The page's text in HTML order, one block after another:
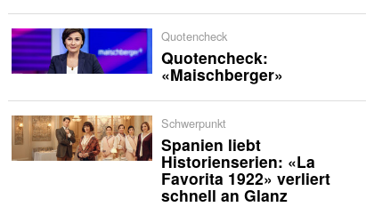
Quotencheck
Quotencheck:
«Maischberger»
Schwerpunkt
Spanien liebt
Historienserien: «La
Favorita 1922» verliert
schnell an Glanz